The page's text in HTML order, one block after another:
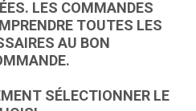
LES COMMANDES
TOUTES LES
AU BON
SÉLECTIONNER LE